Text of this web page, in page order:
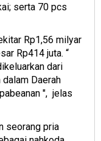
serta 70 pcs
Rp1,56 milyar
Rp414 juta. “
dari
Daerah
", jelas
seorang pria